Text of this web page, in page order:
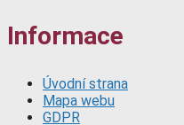
Informace
Úvodní strana
Mapa webu
GDPR